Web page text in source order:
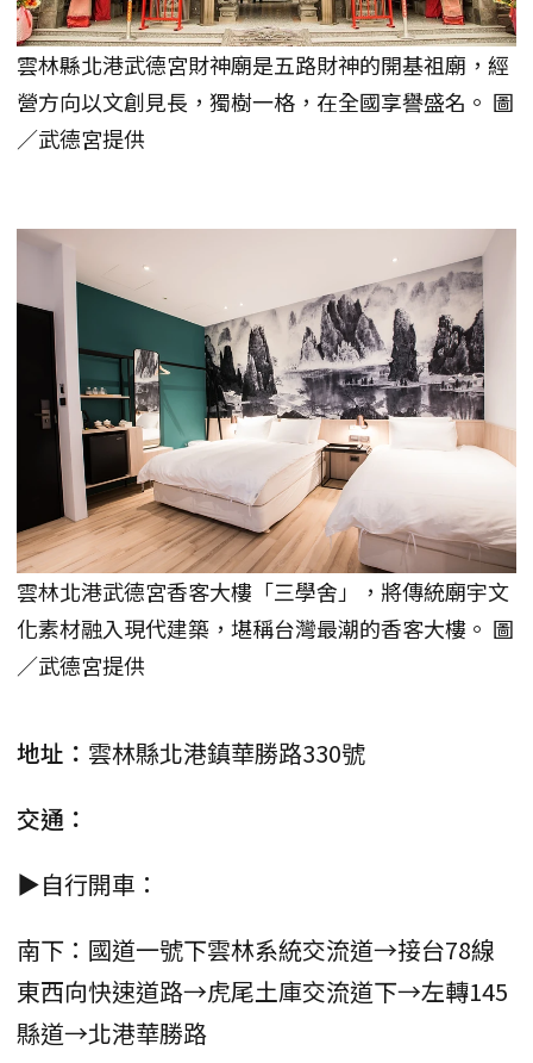
雲林縣北港武德宮財神廟是五路財神的開基祖廟，經
營方向以文創見長，獨樹一格，在全國享譽盛名。 圖
／武德宮提供
雲林北港武德宮香客大樓「三學舍」，將傳統廟宇文
化素材融入現代建築，堪稱台灣最潮的香客大樓。 圖
／武德宮提供
地址： 雲林縣北港鎮華勝路330號
交通：
▶自行開車：
南下：國道一號下雲林系統交流道→接台78線
東西向快速道路→虎尾土庫交流道下→左轉145
縣道→北港華勝路